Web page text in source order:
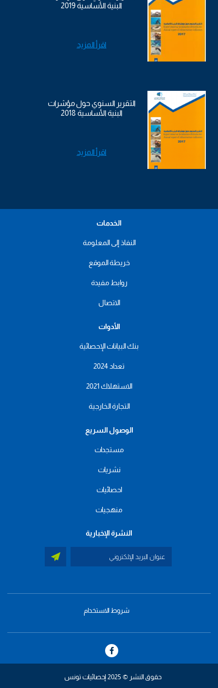
البنية الأساسية 2019
اقرأ المزيد
التقرير السنوي حول مؤشرات
البنية الأساسية 2018
اقرأ المزيد
الخدمات
النفاذ إلى المعلومة
خريطة الموقع
روابط مفيدة
الاتصال
الأدوات
بنك البيانات الإحصائية
تعداد 2024
الاستهلاك 2021
التجارة الخارجية
الوصول السريع
مستجدات
نشريات
احصائيات
منهجيات
النشرة الإخبارية
footer
شروط الاستخدام
حقوق النشر © 2025 إحصائيات تونس